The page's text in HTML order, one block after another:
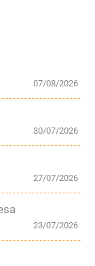
07/08/2026
30/07/2026
27/07/2026
23/07/2026